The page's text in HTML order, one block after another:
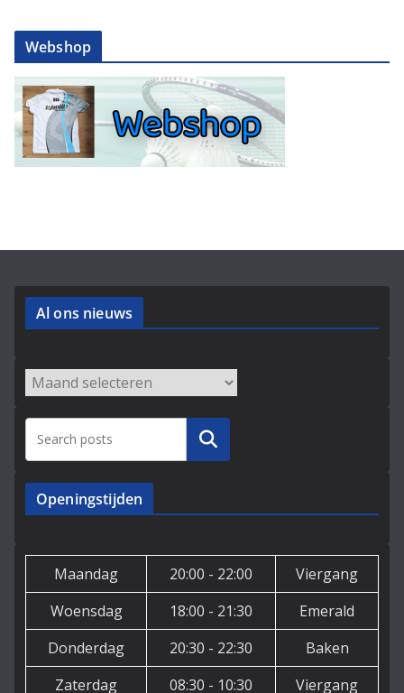
Webshop
Al ons nieuws
Archieven
Zoeken
Openingstijden
Maandag 20:00 - 22:00
Viergang
Woensdag
18:00 - 21:30
Emerald
Donderdag
20:30 - 22:30
Baken
Zaterdag
08:30 - 10:30 Viergang